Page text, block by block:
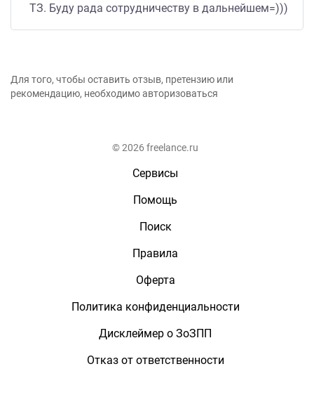
ТЗ. Буду рада сотрудничеству в дальнейшем=)))
Для того, чтобы оставить отзыв, претензию или
рекомендацию, необходимо авторизоваться
© 2026 freelance.ru
Сервисы
Помощь
Поиск
Правила
Оферта
Политика конфиденциальности
Дисклеймер о ЗоЗПП
Отказ от ответственности